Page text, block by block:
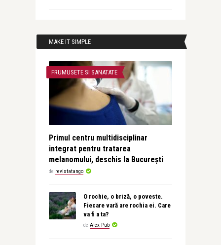
MAKE IT SIMPLE
FRUMUSETE SI SANATATE
Primul centru multidisciplinar
integrat pentru tratarea
melanomului, deschis la București
de revistatango
O rochie, o briză, o poveste.
Fiecare vară are rochia ei. Care
va fi a ta?
de Alex Pub